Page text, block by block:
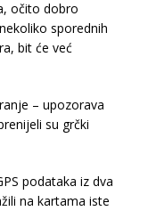
očito dobro
sporednih
bit će već
– upozorava
su grčki
podataka iz dva
na kartama iste